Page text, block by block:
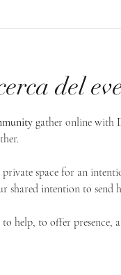
del
gather online with
private space for an
shared intention to send
help, to offer